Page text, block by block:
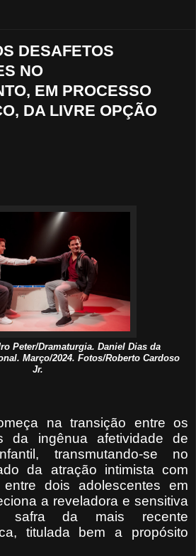
DESAFETOS
NO
EM PROCESSO
DA LIVRE OPÇÃO
Peter/Dramaturgia. Daniel Dias da
Março/2024. Fotos/Roberto Cardoso
Jr.
na transição entre os
da ingênua afetividade de
transmutando-se no
da atração intimista com
dois adolescentes em
a reveladora e sensitiva
safra da mais recente
titulada bem a propósito